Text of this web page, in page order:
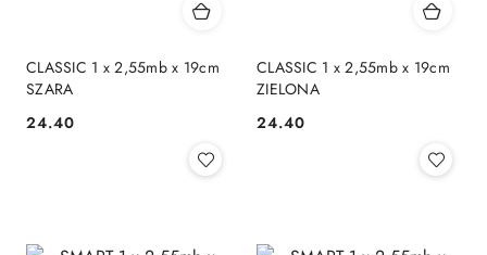
CLASSIC 1 x 2,55mb x 19cm
SZARA
Cena:
24.40
CLASSIC 1 x 2,55mb x 19cm
ZIELONA
Cena:
24.40